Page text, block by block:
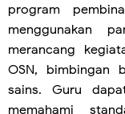
program
menggunakan
merancang
OSN, bimbingan
sains. Guru
memahami